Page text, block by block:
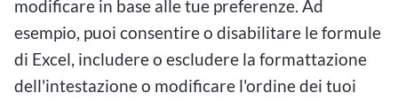
modificare in base alle tue preferenze. Ad
esempio, puoi consentire o disabilitare le formule
di Excel, includere o escludere la formattazione
dell'intestazione o modificare l'ordine dei tuoi